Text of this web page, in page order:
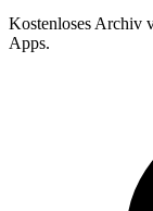
Kostenloses Archiv
Apps.